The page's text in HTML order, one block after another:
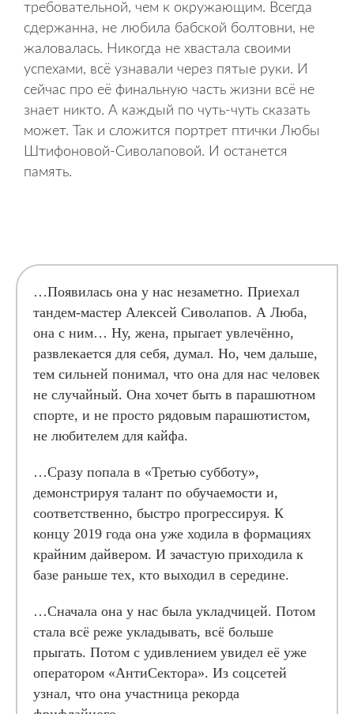
требовательной, чем к окружающим. Всегда
сдержанна, не любила бабской болтовни, не
жаловалась. Никогда не хвастала своими
успехами, всё узнавали через пятые руки. И
сейчас про её финальную часть жизни всё не
знает никто. А каждый по чуть-чуть сказать
может. Так и сложится портрет птички Любы
Штифоновой-Сиволаповой. И останется
память.
…Появилась она у нас незаметно. Приехал
тандем-мастер Алексей Сиволапов. А Люба,
она с ним… Ну, жена, прыгает увлечённо,
развлекается для себя, думал. Но, чем дальше,
тем сильней понимал, что она для нас человек
не случайный. Она хочет быть в парашютном
спорте, и не просто рядовым парашютистом,
не любителем для кайфа.
…Сразу попала в «Третью субботу»,
демонстрируя талант по обучаемости и,
соответственно, быстро прогрессируя. К
концу 2019 года она уже ходила в формациях
крайним дайвером. И зачастую приходила к
базе раньше тех, кто выходил в середине.
…Сначала она у нас была укладчицей. Потом
стала всё реже укладывать, всё больше
прыгать. Потом с удивлением увидел её уже
оператором «АнтиСектора». Из соцсетей
узнал, что она участница рекорда